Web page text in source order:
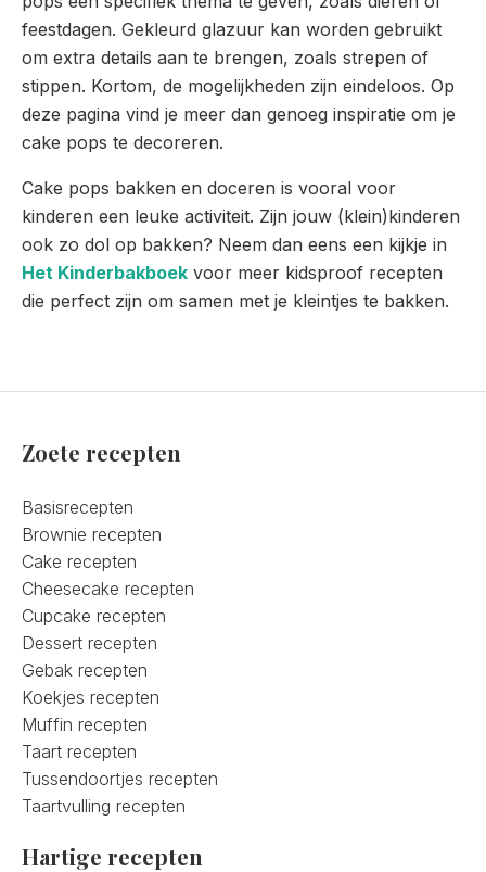
feestdagen. Gekleurd glazuur kan worden gebruikt
om extra details aan te brengen, zoals strepen of
stippen. Kortom, de mogelijkheden zijn eindeloos. Op
deze pagina vind je meer dan genoeg inspiratie om je
cake pops te decoreren.
Cake pops bakken en doceren is vooral voor
kinderen een leuke activiteit. Zijn jouw (klein)kinderen
ook zo dol op bakken? Neem dan eens een kijkje in
Het Kinderbakboek voor meer kidsproof recepten
die perfect zijn om samen met je kleintjes te bakken.
Zoete recepten
Basisrecepten
Brownie recepten
Cake recepten
Cheesecake recepten
Cupcake recepten
Dessert recepten
Gebak recepten
Koekjes recepten
Muffin recepten
Taart recepten
Tussendoortjes recepten
Taartvulling recepten
Hartige recepten